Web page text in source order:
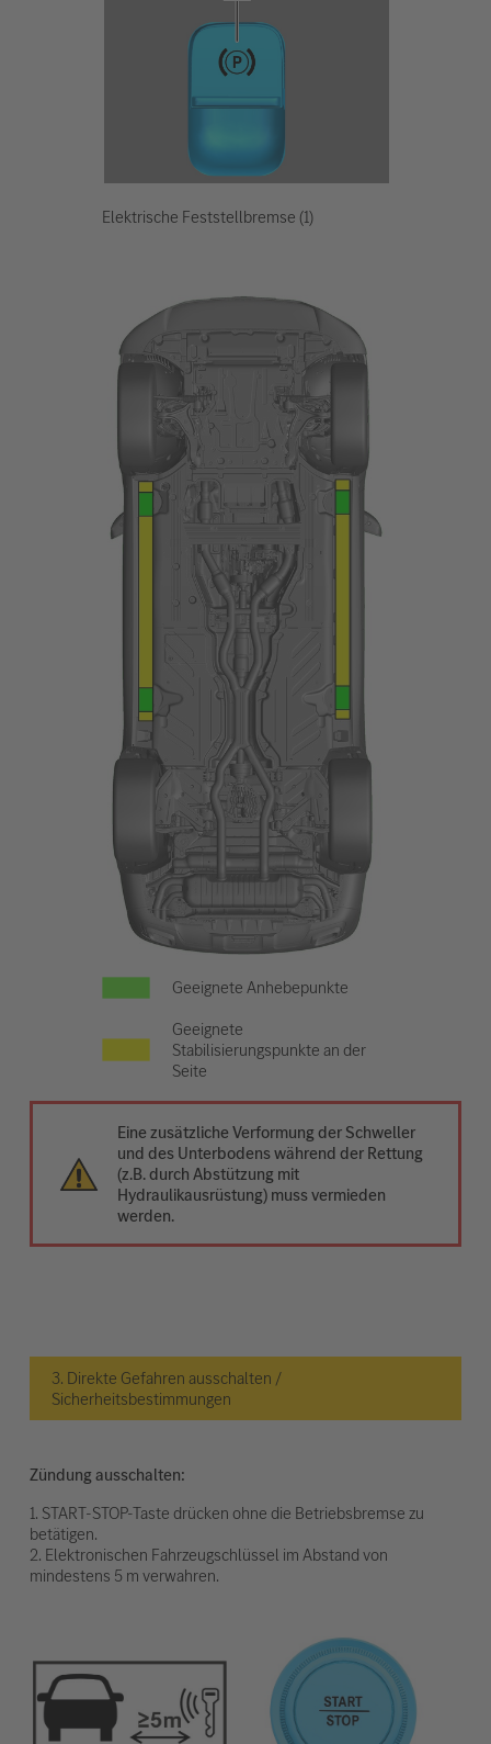
Elektrische Feststellbremse (1)
Geeignete Anhebepunkte
Geeignete
Stabilisierungspunkte an der
Seite
Eine zusätzliche Verformung der Schweller
und des Unterbodens während der Rettung
(z.B. durch Abstützung mit
Hydraulikausrüstung) muss vermieden
werden.
3. Direkte Gefahren ausschalten /
Sicherheitsbestimmungen
Zündung ausschalten:
1. START-STOP-Taste drücken ohne die Betriebsbremse zu
betätigen.
2. Elektronischen Fahrzeugschlüssel im Abstand von
mindestens 5 m verwahren.